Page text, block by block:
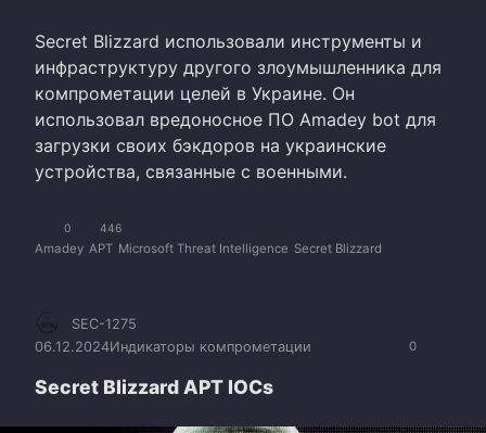
Secret Blizzard использовали инструменты и
инфраструктуру другого злоумышленника для
компрометации целей в Украине. Он
использовал вредоносное ПО Amadey bot для
загрузки своих бэкдоров на украинские
устройства, связанные с военными.
0 446
Amadey APT Microsoft Threat Intelligence Secret Blizzard
0
SEC-1275
06.12.2024Индикаторы компрометации
Secret Blizzard APT IOCs